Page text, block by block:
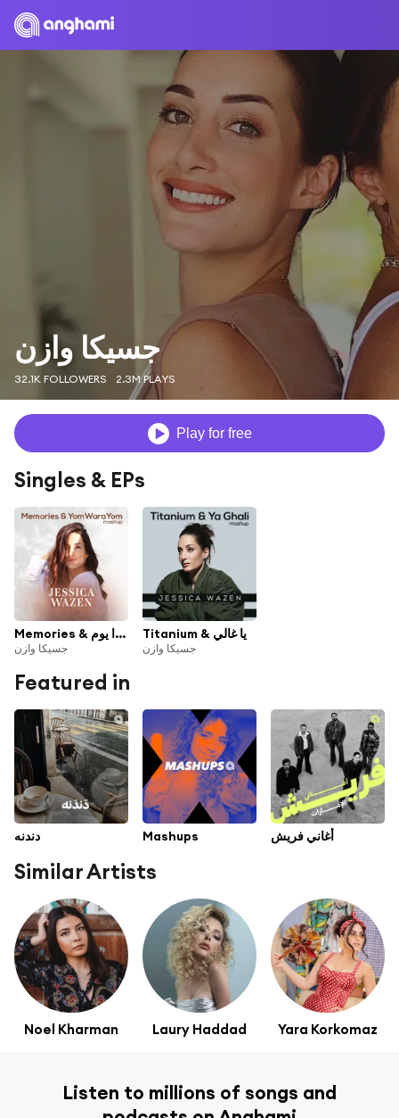
جسيكا وازن
32.1K FOLLOWERS 2.3M PLAYS
Play for free
Singles & EPs
Memories & يوم ورا يوم
جسيكا وازن
Titanium & يا غالي
جسيكا وازن
Featured in
دندنه Mashups أغاني فريش
Similar Artists
Noel Kharman Laury Haddad Yara Korkomaz
Listen to millions of songs and